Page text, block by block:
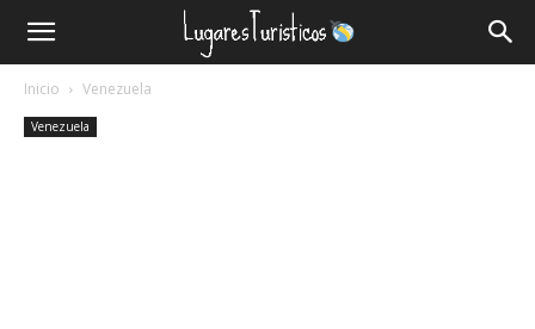
Lugares
Turísticos
Inicio Venezuela
Venezuela